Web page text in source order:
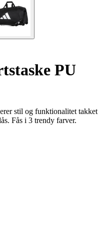
PU
stil og funktionalitet takket
Fås i 3 trendy farver.